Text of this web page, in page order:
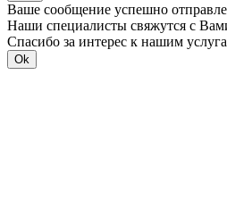
Ваше сообщение успешно
Наши специалисты свяжутся с
Спасибо за интерес к нашим
Ok